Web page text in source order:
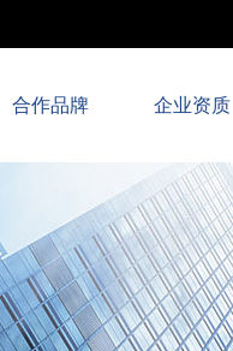
合作品牌 企业资质